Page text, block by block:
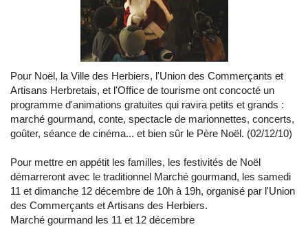
Pour Noël, la Ville des Herbiers, l'Union des Commerçants et
Artisans Herbretais, et l'Office de tourisme ont concocté un
programme d'animations gratuites qui ravira petits et grands :
marché gourmand, conte, spectacle de marionnettes, concerts,
goûter, séance de cinéma... et bien sûr le Père Noël. (02/12/10)
Pour mettre en appétit les familles, les festivités de Noël
démarreront avec le traditionnel Marché gourmand, les samedi
11 et dimanche 12 décembre de 10h à 19h, organisé par l'Union
des Commerçants et Artisans des Herbiers.
Marché gourmand les 11 et 12 décembre